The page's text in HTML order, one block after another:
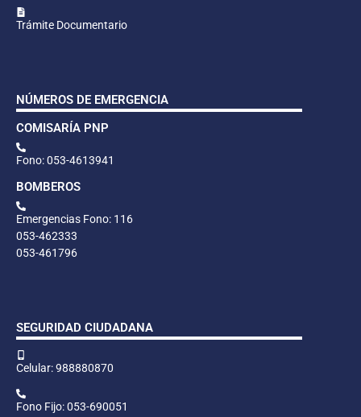
Trámite Documentario
NÚMEROS DE EMERGENCIA
COMISARÍA PNP
Fono: 053-4613941
BOMBEROS
Emergencias Fono: 116
053-462333
053-461796
SEGURIDAD CIUDADANA
Celular: 988880870
Fono Fijo: 053-690051